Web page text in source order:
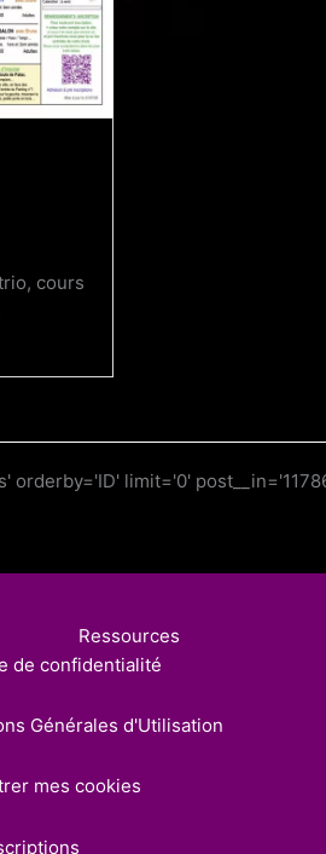
cours
de vos
orderby='ID' limit='0'
Ressources
de confidentialité
Générales d'Utilisation
mes cookies